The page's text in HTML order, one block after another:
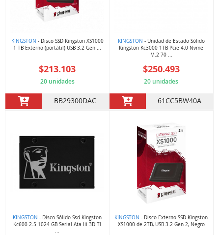
KINGSTON - Disco SSD Kingston XS1000
1 TB Externo (portátil) USB 3.2 Gen ...
$213.103
20 unidades
BB29300DAC
KINGSTON - Unidad de Estado Sólido
Kingston Kc3000 1TB Pcie 4.0 Nvme
M.2 70 ...
$250.493
20 unidades
61CC5BW40A
KINGSTON - Disco Sólido Ssd Kingston
Kc600 2.5 1024 GB Serial Ata Iii 3D Tl
...
KINGSTON - Disco Externo SSD Kingston
XS1000 de 2TB, USB 3.2 Gen 2, Negro